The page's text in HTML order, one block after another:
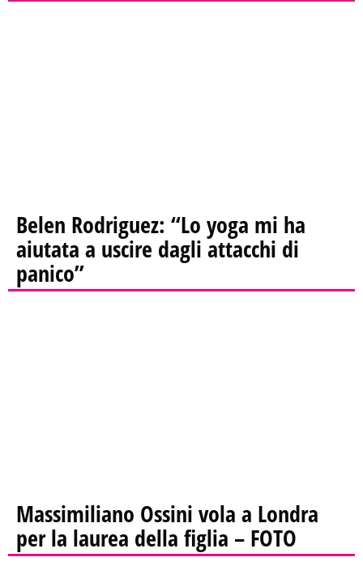
Belen Rodriguez: “Lo yoga mi ha
aiutata a uscire dagli attacchi di
panico”
Massimiliano Ossini vola a Londra
per la laurea della figlia – FOTO